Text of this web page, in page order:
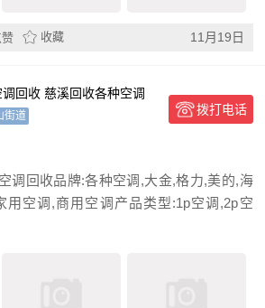
赞 收藏 11月19日
回收 慈溪回收各种空调
街道 拨打电话
调回收品牌:各种空调,大金,格力,美的,海
空调,商用空调产品类型:1p空调,2p空